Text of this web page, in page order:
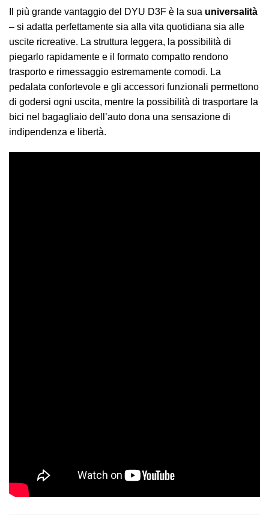
Il più grande vantaggio del DYU D3F è la sua universalità
– si adatta perfettamente sia alla vita quotidiana sia alle
uscite ricreative. La struttura leggera, la possibilità di
piegarlo rapidamente e il formato compatto rendono
trasporto e rimessaggio estremamente comodi. La
pedalata confortevole e gli accessori funzionali permettono
di godersi ogni uscita, mentre la possibilità di trasportare la
bici nel bagagliaio dell’auto dona una sensazione di
indipendenza e libertà.